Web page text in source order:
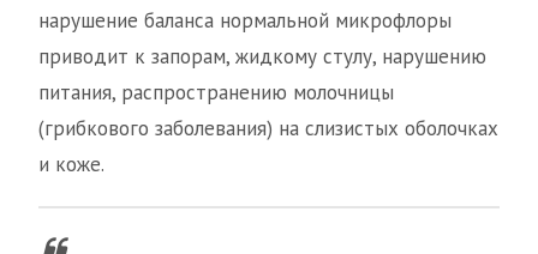
нарушение баланса нормальной микрофлоры
приводит к запорам, жидкому стулу, нарушению
питания, распространению молочницы
(грибкового заболевания) на слизистых оболочках
и коже.